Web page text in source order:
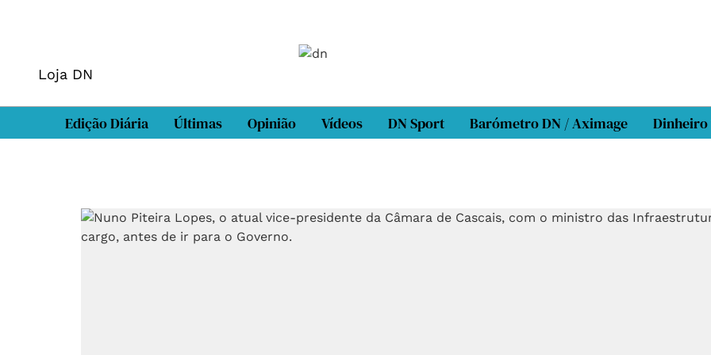
Loja DN
Edição Diária Últimas Opinião Vídeos DN Sport Barómetro DN / Aximage Dinheiro